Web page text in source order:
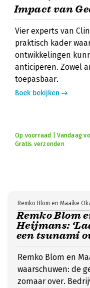
Impact van
Vier experts van
praktisch kader
ontwikkelingen
anticiperen. Zowel
toepasbaar.
Boek bekijken
Op voorraad | Vandaag
Gratis verzonden
Remko Blom
Heijmans:
een tsunami
Remko Blom en Maaike
Remko Blom en
waarschuwen: de
zomaar over.